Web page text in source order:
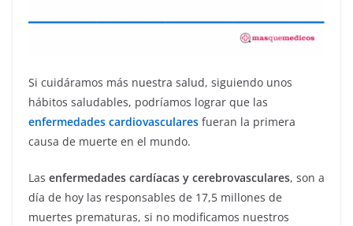
Si cuidáramos más nuestra salud, siguiendo unos
hábitos saludables, podríamos lograr que las
enfermedades cardiovasculares fueran la primera
causa de muerte en el mundo.
Las enfermedades cardíacas y cerebrovasculares, son a
día de hoy las responsables de 17,5 millones de
muertes prematuras, si no modificamos nuestros